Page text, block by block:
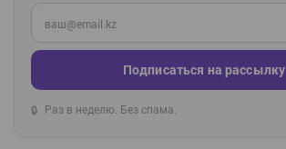
Введите ваш e-mail
Подписаться на рассылку
🔒 Раз в неделю. Без спама.